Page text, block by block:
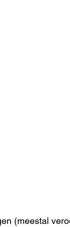
(meestal